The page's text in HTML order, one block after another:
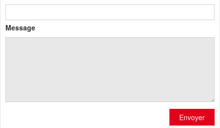
Message
Envoyer